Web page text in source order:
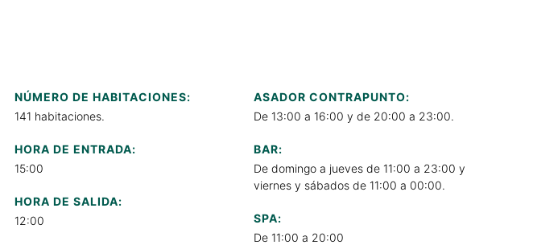
NÚMERO DE HABITACIONES:
141 habitaciones.
HORA DE ENTRADA:
15:00
HORA DE SALIDA:
12:00
ASADOR CONTRAPUNTO:
De 13:00 a 16:00 y de 20:00 a 23:00.
BAR:
De domingo a jueves de 11:00 a 23:00 y
viernes y sábados de 11:00 a 00:00.
SPA:
De 11:00 a 20:00